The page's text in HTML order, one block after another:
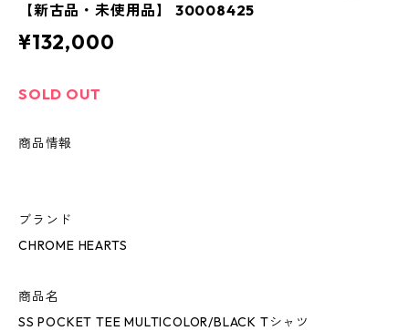
【新古品・未使用品】 30008425
¥132,000
SOLD OUT
商品情報
ブランド
CHROME HEARTS
商品名
SS POCKET TEE MULTICOLOR/BLACK Tシャツ